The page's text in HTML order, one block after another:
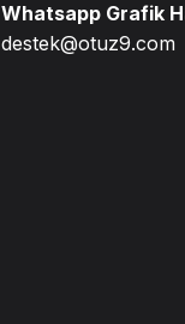
Whatsapp Grafik
destek@otuz9.com